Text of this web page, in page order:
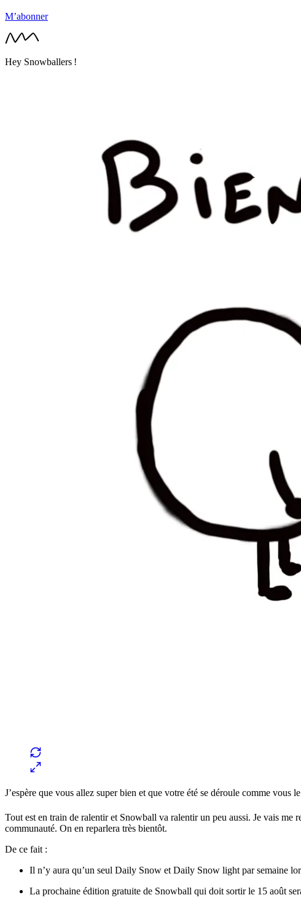
M’abonner
Hey Snowballers !
J’espère que vous allez super bien et que votre été se déroule comme
Tout est en train de ralentir et Snowball va ralentir un peu aussi. Je vais
communauté. On en reparlera très bientôt.
De ce fait :
Il n’y aura qu’un seul Daily Snow et Daily Snow light par semaine
La prochaine édition gratuite de Snowball qui doit sortir le 15 août